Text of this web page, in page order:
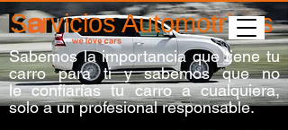
Servicios Automotrices
Sabemos la importancia que tiene tu
carro para ti y sabemos que no
le confiarías tu carro a cualquiera,
solo a un profesional responsable.